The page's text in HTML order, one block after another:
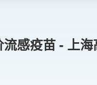
流感疫苗 - 上